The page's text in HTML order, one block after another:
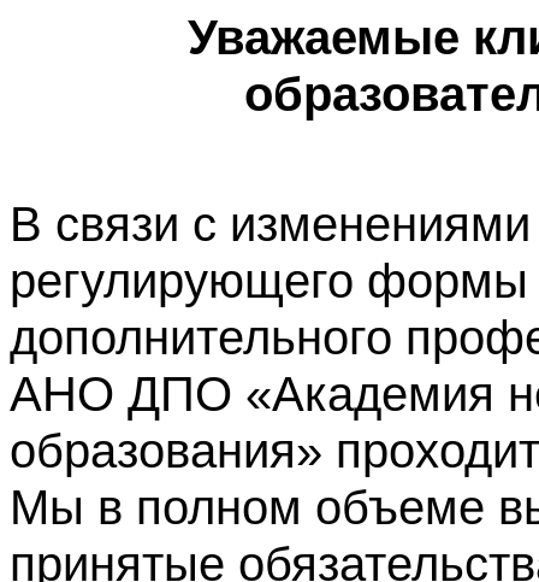
Уважаемые
В связи с изменениями
регулирующего формы
дополнительного
АНО ДПО «Академия
образования»
Мы в полном объеме
принятые